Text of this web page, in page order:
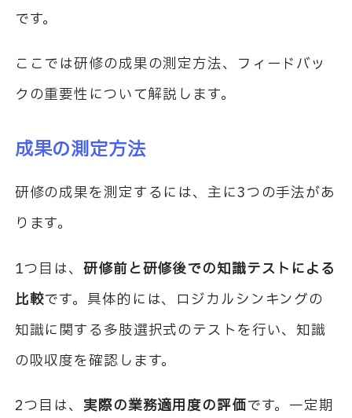
です。
ここでは研修の成果の測定方法、フィードバッ
クの重要性について解説します。
成果の測定方法
研修の成果を測定するには、主に3つの手法があ
ります。
1つ目は、研修前と研修後での知識テストによる
比較です。具体的には、ロジカルシンキングの
知識に関する多肢選択式のテストを行い、知識
の吸収度を確認します。
2つ目は、 実際の業務適用度の評価です。一定期